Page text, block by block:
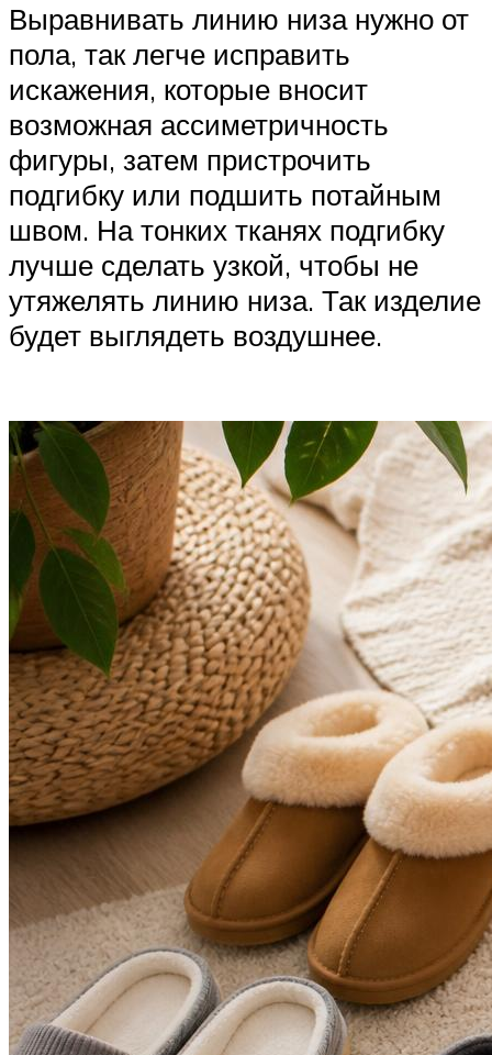
Выравнивать линию низа нужно от
пола, так легче исправить
искажения, которые вносит
возможная ассиметричность
фигуры, затем пристрочить
подгибку или подшить потайным
швом. На тонких тканях подгибку
лучше сделать узкой, чтобы не
утяжелять линию низа. Так изделие
будет выглядеть воздушнее.